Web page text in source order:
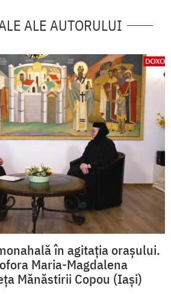
ALE AUTORULUI
în agitația orașului.
Maria-Magdalena
Mănăstirii Copou (Iași)